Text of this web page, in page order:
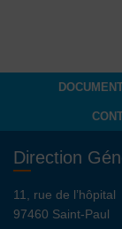
Direction
11, rue de l’hôpital
97460 Saint-Paul